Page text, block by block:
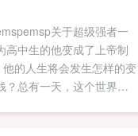
关于超级强者一
高中生的他变成了上帝制
的人生将会发生怎样的变
？总有一天，这个世界会